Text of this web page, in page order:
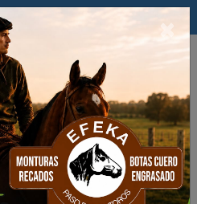
HIDROLAVADORAS
×